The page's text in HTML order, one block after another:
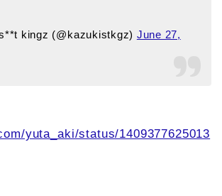
kingz (@kazukistkgz) June 27,
yuta_aki/status/1409377625013